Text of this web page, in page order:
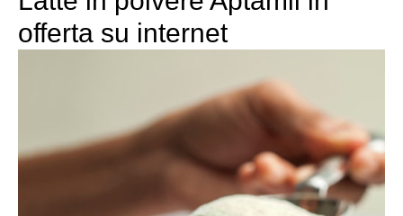
offerta su internet